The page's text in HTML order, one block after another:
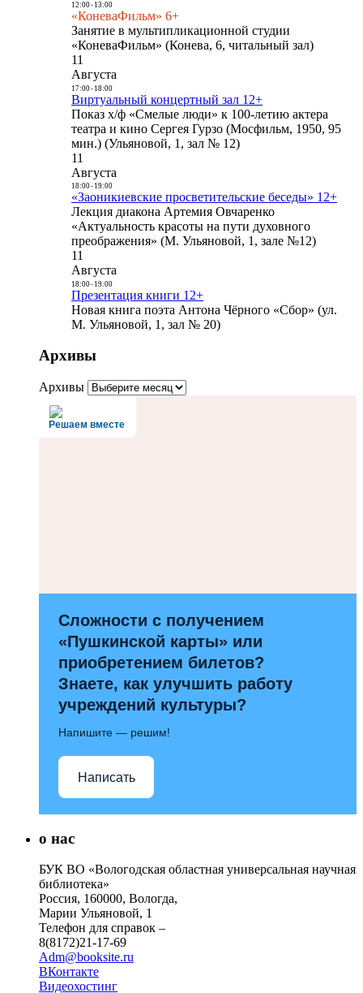
12:00- 13:00
«КоневаФильм» 6+
Занятие в мультипликационной студии
«КоневаФильм» (Конева, 6, читальный зал)
11
Августа
17:00- 18:00
Виртуальный концертный зал 12+
Показ х/ф «Смелые люди» к 100-летию актера
театра и кино Сергея Гурзо (Мосфильм, 1950, 95
мин.) (Ульяновой, 1, зал № 12)
11
Августа
18:00- 19:00
«Заоникиевские просветительские беседы» 12+
Лекция диакона Артемия Овчаренко
«Актуальность красоты на пути духовного
преображения» (М. Ульяновой, 1, зале №12)
11
Августа
18:00- 19:00
Презентация книги 12+
Новая книга поэта Антона Чёрного «Сбор» (ул.
М. Ульяновой, 1, зал № 20)
Архивы
Архивы
Решаем вместе
Сложности с получением
«Пушкинской карты» или
приобретением билетов?
Знаете, как улучшить работу
учреждений культуры?
Напишите — решим!
Написать
о нас
БУК ВО «Вологодская областная универсальная научная
библиотека»
Россия, 160000, Вологда,
Марии Ульяновой, 1
Телефон для справок –
8(8172)21-17-69
Adm@booksite.ru
ВКонтакте
Видеохостинг